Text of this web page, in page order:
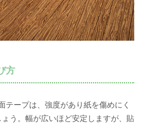
方
テープは、強度があり紙を傷めにく
う。幅が広いほど安定しますが、貼